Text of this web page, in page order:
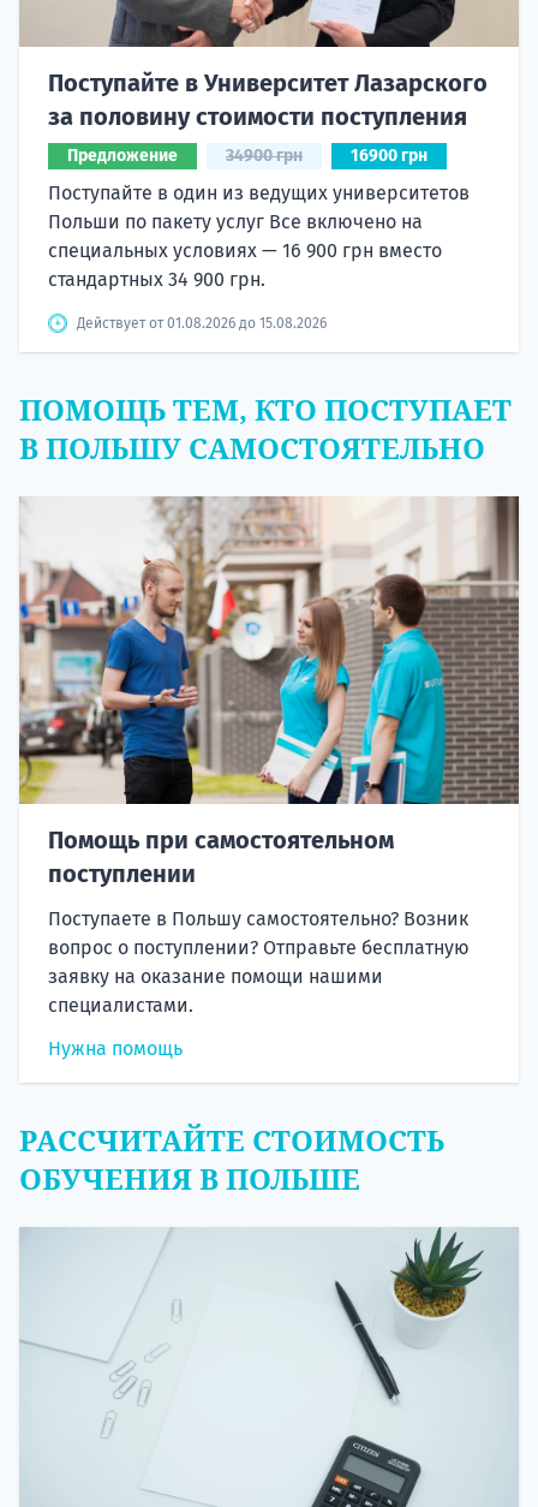
Поступайте в Университет Лазарского
за половину стоимости поступления
Предложение 34900 грн 16900 грн
Поступайте в один из ведущих университетов
Польши по пакету услуг Все включено на
специальных условиях — 16 900 грн вместо
стандартных 34 900 грн.
Действует от 01.08.2026 до 15.08.2026
ПОМОЩЬ ТЕМ, КТО ПОСТУПАЕТ
В ПОЛЬШУ САМОСТОЯТЕЛЬНО
Помощь при самостоятельном
поступлении
Поступаете в Польшу самостоятельно? Возник
вопрос о поступлении? Отправьте бесплатную
заявку на оказание помощи нашими
специалистами.
Нужна помощь
РАССЧИТАЙТЕ СТОИМОСТЬ
ОБУЧЕНИЯ В ПОЛЬШЕ